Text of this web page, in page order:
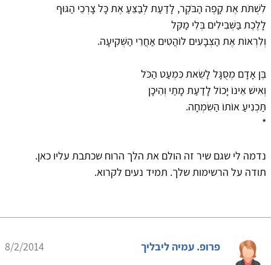
לִשְׁתֹּת אֶת קָפֶה הַבֹּקֶר, לָדַעַת לְבַצֵּעַ אֶת כָּל צָרְכֵי הַגּוּף
לָלֶכֶת בַּשְּׁבִילִים בְּלִי מַקֵּל
וְלִרְאוֹת אֶת הַצְּבָעִים לוֹהֲטִים אַחֲרֵי הַשְּׁקִיעָה.
בֶּן אָדָם מְסֻגָּל לָשֵׂאת כִּמְעַט הַכֹּל
וְאִישׁ אֵינוֹ יָכוֹל לָדַעַת מָתַי וְהֵיכָן
תַּכְנִיעַ אוֹתוֹ הַשִּׂמְחָה.
*
נדמה לי שגם שיר זה הולם את הלך הרוח שכתבת עליו כאן.
תודה על הרשימות שלך. תמיד נעים לקרוא.
פרופ. עמיה ליבליך 8/2/2014